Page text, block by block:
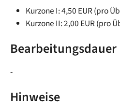
Kurzone I: 4,50 EUR (pro
Kurzone II: 2,00 EUR (pro
Bearbeitungsdauer
-
Hinweise